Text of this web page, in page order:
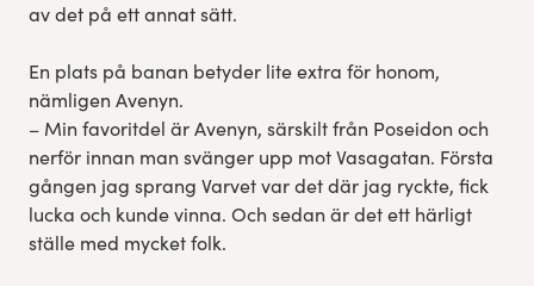
av det på ett annat sätt.
En plats på banan betyder lite extra för honom,
nämligen Avenyn.
– Min favoritdel är Avenyn, särskilt från Poseidon och
nerför innan man svänger upp mot Vasagatan. Första
gången jag sprang Varvet var det där jag ryckte, fick
lucka och kunde vinna. Och sedan är det ett härligt
ställe med mycket folk.